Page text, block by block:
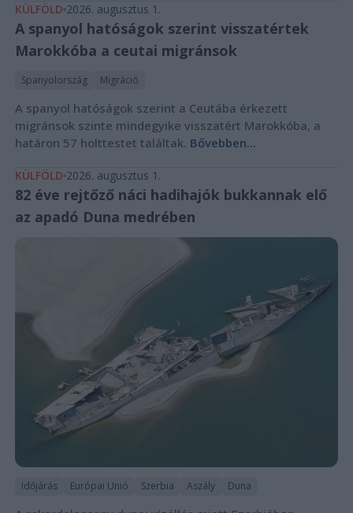
KÜLFÖLD 2026. augusztus 1.
A spanyol hatóságok szerint visszatértek
Marokkóba a ceutai migránsok
Spanyolország Migráció
A spanyol hatóságok szerint a Ceutába érkezett
migránsok szinte mindegyike visszatért Marokkóba, a
határon 57 holttestet találtak. Bővebben...
KÜLFÖLD 2026. augusztus 1.
82 éve rejtőző náci hadihajók bukkannak elő
az apadó Duna medrében
Időjárás Európai Unió Szerbia Aszály Duna